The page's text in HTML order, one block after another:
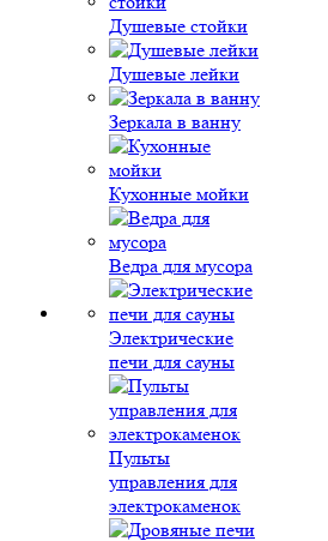
Душевые стойки
Душевые лейки
Зеркала в ванну
Кухонные мойки
Ведра для мусора
Электрические
печи для сауны
Пульты
управления для
электрокаменок